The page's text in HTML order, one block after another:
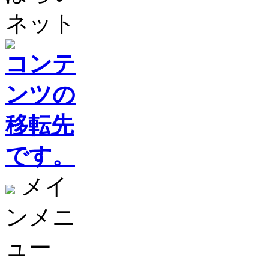
ネット
コンテ
ンツの
移転先
です。
メイ
ンメニ
ュー